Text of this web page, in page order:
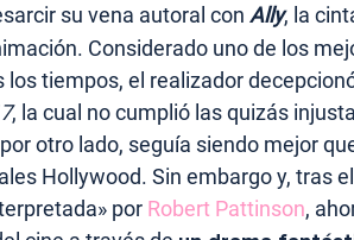
su vena autoral con Ally, la
Considerado uno de los
los tiempos, el realizador
, la cual no cumplió las quizás
otro lado, seguía siendo mejor
Hollywood. Sin embargo y, tras
por Robert Pattinson,